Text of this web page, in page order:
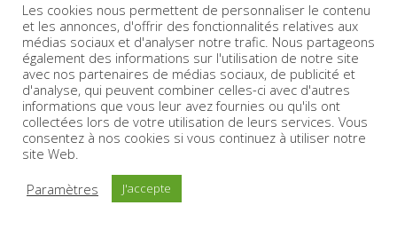
Les cookies nous permettent de personnaliser le contenu
et les annonces, d'offrir des fonctionnalités relatives aux
médias sociaux et d'analyser notre trafic. Nous partageons
également des informations sur l'utilisation de notre site
avec nos partenaires de médias sociaux, de publicité et
d'analyse, qui peuvent combiner celles-ci avec d'autres
informations que vous leur avez fournies ou qu'ils ont
collectées lors de votre utilisation de leurs services. Vous
consentez à nos cookies si vous continuez à utiliser notre
site Web.
Paramètres
J'accepte